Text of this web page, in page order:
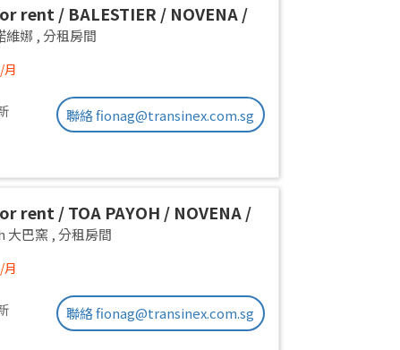
rent / BALESTIER / NOVENA /
room / 1pax stay / Available
維娜 ,分租房間
月
聯絡 fionag@transinex.com.sg
rent / TOA PAYOH / NOVENA /
room / 1pax stay / Available
大巴窯 ,分租房間
月
聯絡 fionag@transinex.com.sg